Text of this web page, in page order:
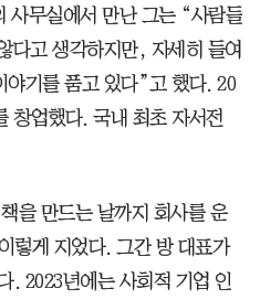
사무실에서 만난 그는 “사람들
다고 생각하지만, 자세히 들여
야기를 품고 있다”고 했다. 20
창업했다. 국내 최초 자서전
을 만드는 날까지 회사를 운
렇게 지었다. 그간 방 대표가
. 2023년에는 사회적 기업 인